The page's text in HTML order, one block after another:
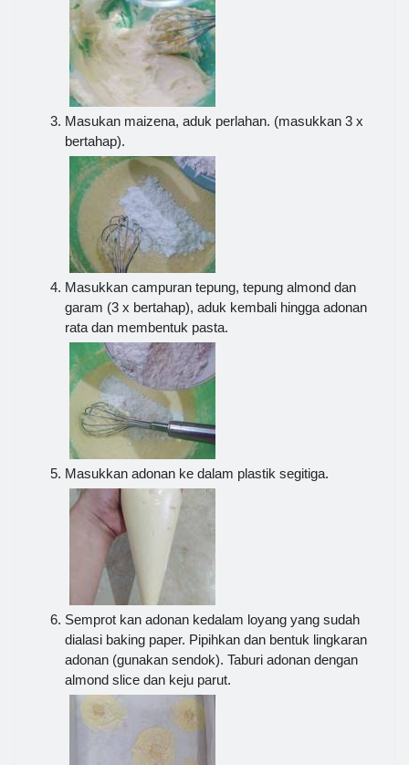
Masukan maizena, aduk perlahan. (masukkan 3 x
bertahap).
Masukkan campuran tepung, tepung almond dan
garam (3 x bertahap), aduk kembali hingga adonan
rata dan membentuk pasta.
Masukkan adonan ke dalam plastik segitiga.
Semprot kan adonan kedalam loyang yang sudah
dialasi baking paper. Pipihkan dan bentuk lingkaran
adonan (gunakan sendok). Taburi adonan dengan
almond slice dan keju parut.